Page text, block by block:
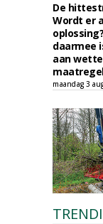
De
Wordt er
daarmee
aan
maandag 3